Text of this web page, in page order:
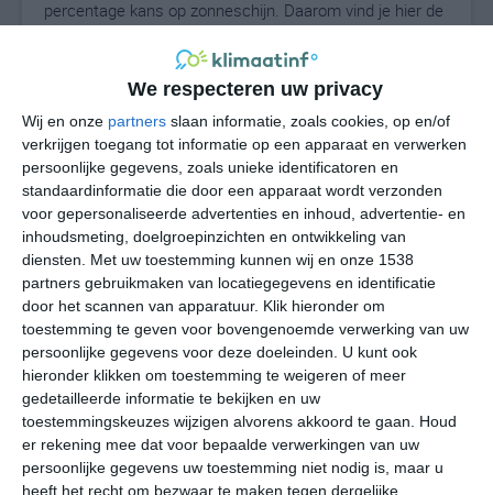
We respecteren uw privacy
Wij en onze partners slaan informatie, zoals cookies, op en/of
verkrijgen toegang tot informatie op een apparaat en verwerken
persoonlijke gegevens, zoals unieke identificatoren en
standaardinformatie die door een apparaat wordt verzonden
voor gepersonaliseerde advertenties en inhoud, advertentie- en
inhoudsmeting, doelgroepinzichten en ontwikkeling van
diensten.
Met uw toestemming kunnen wij en onze 1538
partners gebruikmaken van locatiegegevens en identificatie
door het scannen van apparatuur. Klik hieronder om
toestemming te geven voor bovengenoemde verwerking van uw
persoonlijke gegevens voor deze doeleinden. U kunt ook
hieronder klikken om toestemming te weigeren of meer
gedetailleerde informatie te bekijken en uw
toestemmingskeuzes wijzigen alvorens akkoord te gaan.
Houd
er rekening mee dat voor bepaalde verwerkingen van uw
persoonlijke gegevens uw toestemming niet nodig is, maar u
heeft het recht om bezwaar te maken tegen dergelijke
percentage kans op zonneschijn. Daarom vind je hier de
20°C
za
26° 13°
zo
29° 16°
ma
27° 16°
di
29° 17° 30°
12°C 15°C 23°C 26°C 26°C
05:00 08:00 11:00 14:00 17:00